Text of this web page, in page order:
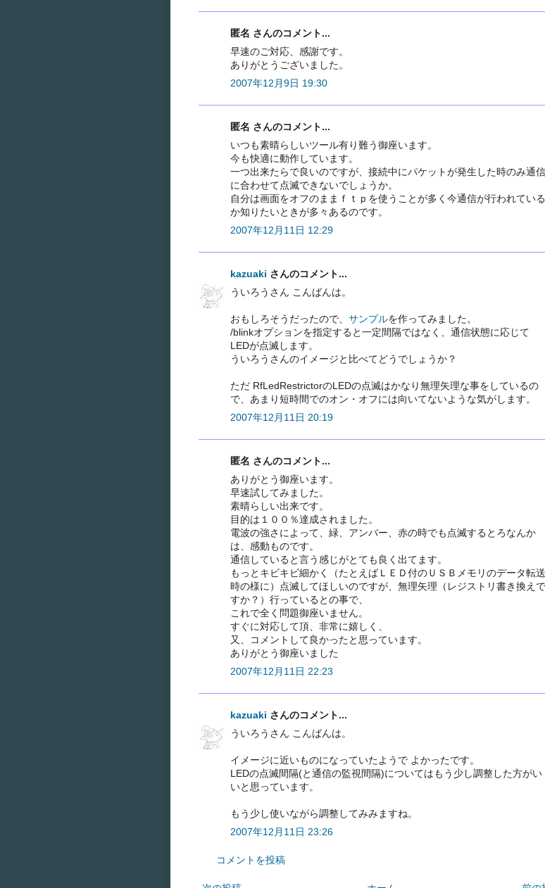
匿名 さんのコメント...
早速のご対応、感謝です。
ありがとうございました。
2007年12月9日 19:30
匿名 さんのコメント...
いつも素晴らしいツール有り難う御座います。
今も快適に動作しています。
一つ出来たらで良いのですが、接続中にパケットが発生した時のみ通信
に合わせて点滅できないでしょうか。
自分は画面をオフのままｆｔｐを使うことが多く今通信が行われている
か知りたいときが多々あるのです。
2007年12月11日 12:29
kazuaki さんのコメント...
ういろうさん こんばんは。
おもしろそうだったので、 サンプルを作ってみました。
/blinkオプションを指定すると一定間隔ではなく、通信状態に応じて
LEDが点滅します。
ういろうさんのイメージと比べてどうでしょうか？
ただ RfLedRestrictorのLEDの点滅はかなり無理矢理な事をしているの
で、あまり短時間でのオン・オフには向いてないような気がします。
2007年12月11日 20:19
匿名 さんのコメント...
ありがとう御座います。
早速試してみました。
素晴らしい出来です。
目的は１００％達成されました。
電波の強さによって、緑、アンバー、赤の時でも点滅するとろなんか
は、感動ものです。
通信していると言う感じがとても良く出てます。
もっとキビキビ細かく（たとえばＬＥＤ付のＵＳＢメモリのデータ転送
時の様に）点滅してほしいのですが、無理矢理（レジストリ書き換えで
すか？）行っているとの事で、
これで全く問題御座いません。
すぐに対応して頂、非常に嬉しく、
又、コメントして良かったと思っています。
ありがとう御座いました
2007年12月11日 22:23
kazuaki さんのコメント...
ういろうさん こんばんは。
イメージに近いものになっていたようで よかったです。
LEDの点滅間隔(と通信の監視間隔)についてはもう少し調整した方がい
いと思っています。
もう少し使いながら調整してみみますね。
2007年12月11日 23:26
コメントを投稿